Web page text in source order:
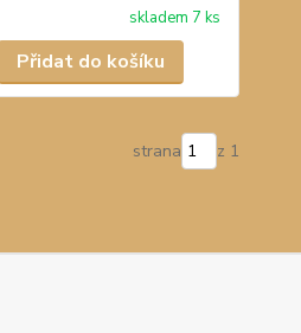
skladem 7 ks
Přidat do košíku
strana z 1